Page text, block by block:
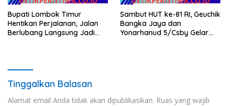
Bupati Lombok Timur
Hentikan Perjalanan, Jalan
Berlubang Langsung Jadi
Sambut HUT ke-81 RI, Geuchik
Bangka Jaya dan
Yonarhanud 5/Csby Gelar
Tinggalkan Balasan
Alamat email Anda tidak akan dipublikasikan. Ruas yang wajib